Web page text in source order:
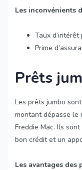
Les inconvénients
Taux
Prime
Prêts
Les prêts jumbo
montant dépasse le
Freddie Mac. Ils
bon crédit et un
Les avantages des